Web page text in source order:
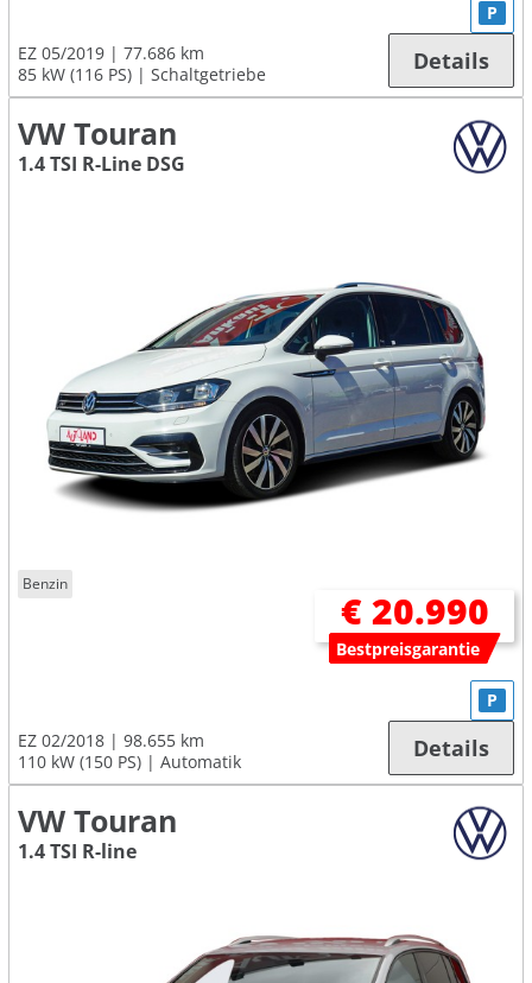
EZ 05/2019
77.686 km
85 kW (116 PS)
Schaltgetriebe
P
Details
VW Touran
1.4 TSI R-Line DSG
Benzin
€ 20.990
Bestpreisgarantie
EZ 02/2018
98.655 km
110 kW (150 PS)
Automatik
P
Details
VW Touran
1.4 TSI R-line